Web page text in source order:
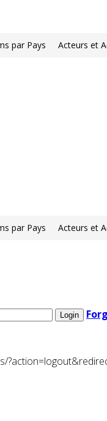
par Pays Acteurs et
par Pays Acteurs et